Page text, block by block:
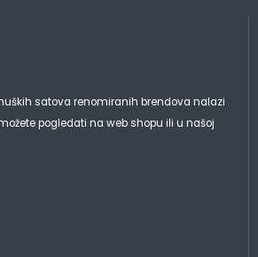
satova renomiranih brendova nalazi
pogledati na web shopu ili u našoj